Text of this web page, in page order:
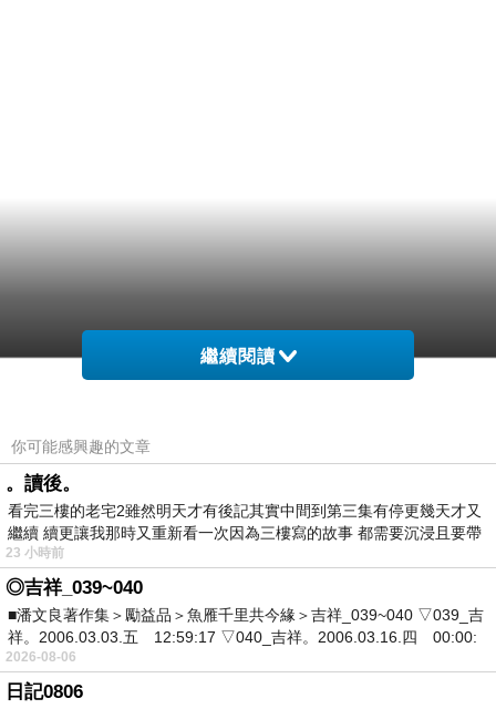
繼續閱讀
你可能感興趣的文章
。讀後。
看完三樓的老宅2雖然明天才有後記其實中間到第三集有停更幾天才又
繼續 續更讓我那時又重新看一次因為三樓寫的故事 都需要沉浸且要帶
有
23 小時前
◎吉祥_039~040
■潘文良著作集＞勵益品＞魚雁千里共今緣＞吉祥_039~040 ▽039_吉
祥。2006.03.03.五 12:59:17 ▽040_吉祥。2006.03.16.四 00:00:
2026-08-06
日記0806